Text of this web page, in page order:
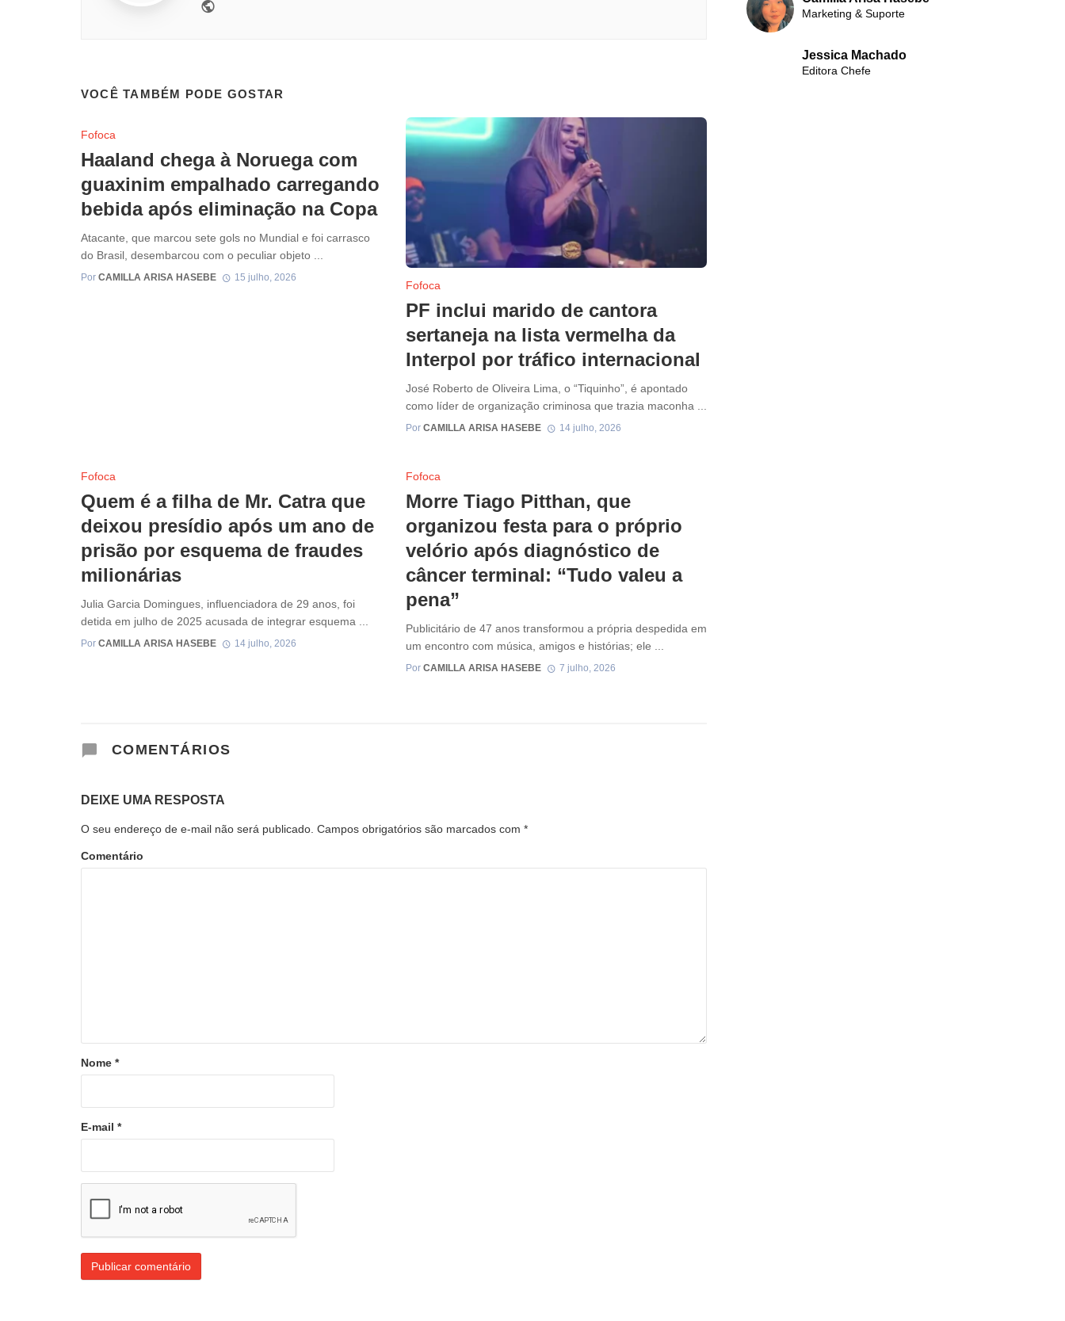
VOCÊ TAMBÉM PODE GOSTAR
Fofoca
Haaland chega à Noruega com
guaxinim empalhado carregando
bebida após eliminação na Copa
Atacante, que marcou sete gols no Mundial e foi carrasco
do Brasil, desembarcou com o peculiar objeto ...
Por CAMILLA ARISA HASEBE 15 julho, 2026
Fofoca
PF inclui marido de cantora
sertaneja na lista vermelha da
Interpol por tráfico internacional
José Roberto de Oliveira Lima, o “Tiquinho”, é apontado
como líder de organização criminosa que trazia maconha ...
Por CAMILLA ARISA HASEBE 14 julho, 2026
Fofoca
Quem é a filha de Mr. Catra que
deixou presídio após um ano de
prisão por esquema de fraudes
milionárias
Julia Garcia Domingues, influenciadora de 29 anos, foi
detida em julho de 2025 acusada de integrar esquema ...
Por CAMILLA ARISA HASEBE 14 julho, 2026
Fofoca
Morre Tiago Pitthan, que
organizou festa para o próprio
velório após diagnóstico de
câncer terminal: “Tudo valeu a
pena”
Publicitário de 47 anos transformou a própria despedida em
um encontro com música, amigos e histórias; ele ...
Por CAMILLA ARISA HASEBE 7 julho, 2026
COMENTÁRIOS
DEIXE UMA RESPOSTA
O seu endereço de e-mail não será publicado. Campos obrigatórios são marcados com *
Comentário
Nome *
E-mail *
Marketing & Suporte
Jessica Machado
Editora Chefe